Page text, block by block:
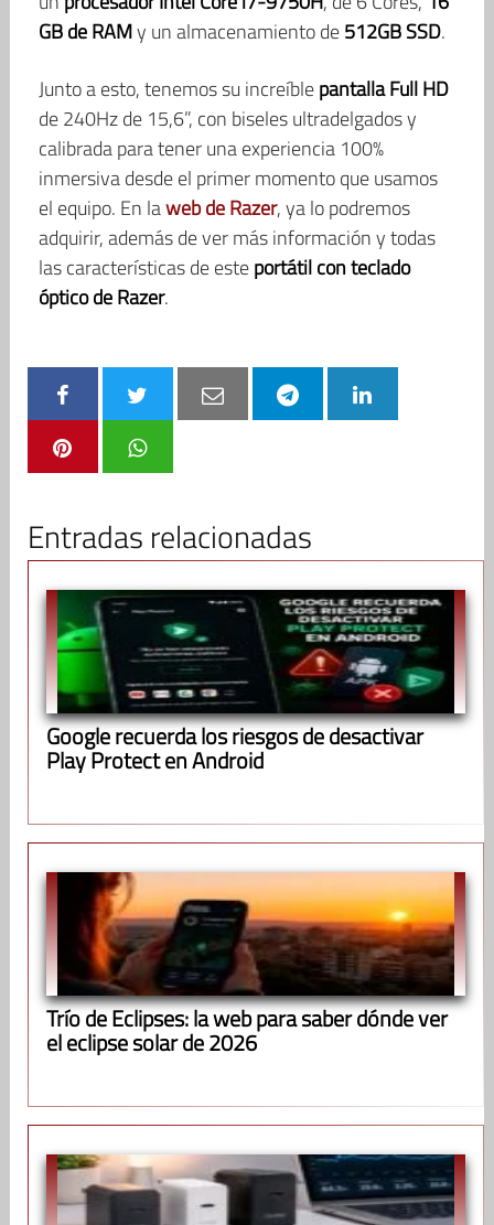
GB de RAMy un almacenamiento de512GB SSD.
Junto a esto, tenemos su increíblepantalla Full HD
de 240Hz de 15,6”, con biseles ultradelgados y
calibrada para tener una experiencia 100%
inmersiva desde el primer momento que usamos
el equipo. En laweb de Razer, ya lo podremos
adquirir, además de ver más información y todas
las características de esteportátil con teclado
óptico de Razer.
Entradas relacionadas
Google recuerda los riesgos de desactivar
Play Protect en Android
Trío de Eclipses: la web para saber dónde ver
el eclipse solar de 2026